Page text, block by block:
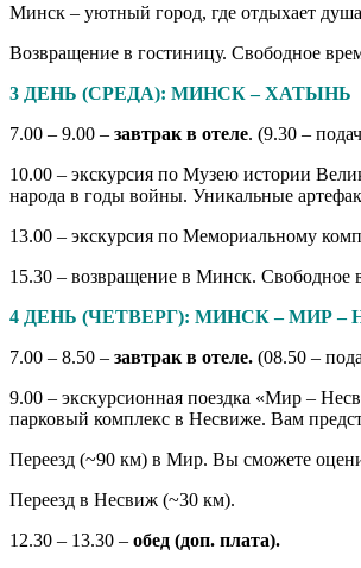
Минск – уютный город, где отдыхает
Возвращение в гостиницу. Свободное
3 ДЕНЬ (СРЕДА): МИНСК – ХАТЫНЬ
7.00 – 9.00 – завтрак в отеле. (9.30 –
10.00 – экскурсия по Музею истории
народа в годы войны. Уникальные
13.00 – экскурсия по Мемориальному
15.30 – возвращение в Минск. Свободное
4 ДЕНЬ (ЧЕТВЕРГ): МИНСК – МИР –
7.00 – 8.50 – завтрак в отеле. (08.50 –
9.00 – экскурсионная поездка «Мир –
парковый комплекс в Несвиже. Вам
Переезд (~90 км) в Мир. Вы сможете
Переезд в Несвиж (~30 км).
12.30 – 13.30 – обед (доп. плата).